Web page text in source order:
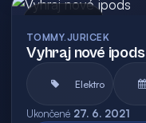
TOMMY.JURICEK
Vyhraj nové ipods
Elektro
Ukončené 27. 6. 2021